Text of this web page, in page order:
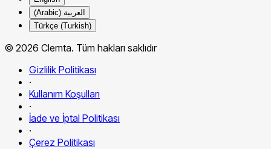
العربية (Arabic)
Türkçe (Turkish)
© 2026 Clemta. Tüm hakları saklıdır
Gizlilik Politikası
·
Kullanım Koşulları
·
İade ve İptal Politikası
·
Çerez Politikası